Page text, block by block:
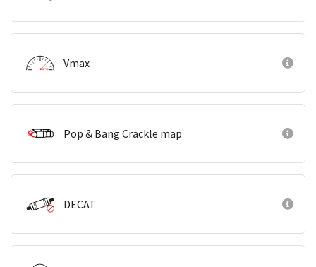
Vmax
Pop & Bang Crackle map
DECAT